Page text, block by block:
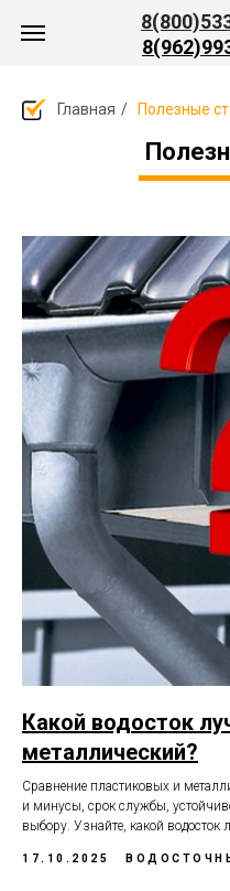
О НАС
Главная / Полезные
Какой водосток
металлический?
Сравнение пластиковых и
и минусы, срок службы,
выбору. Узнайте, какой водосток
17.10.2025